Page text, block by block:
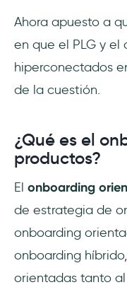
Ahora apuesto a
en que el PLG y el
hiperconectados
de la cuestión.
¿Qué es el
productos?
El onboarding
de estrategia de
onboarding
onboarding
orientadas tanto